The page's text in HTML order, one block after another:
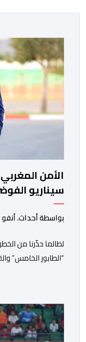
الأمن
سيناريو
أزمة سبتة
بواسطة أحداث. أنفو
لطالما حذّرنا من
“الطابور الخامس”
الصحفي ومقتضيات
لفقر وهشاشة بعض
لخدمة أجندات